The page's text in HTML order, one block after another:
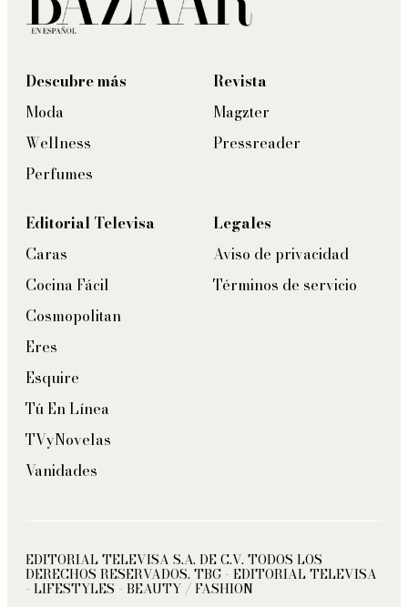
Descubre más
Moda
Wellness
Perfumes
Revista
Magzter
Pressreader
Editorial Televisa
Caras
Cocina Fácil
Cosmopolitan
Eres
Esquire
Tú En Línea
TVyNovelas
Vanidades
Legales
Aviso de privacidad
Términos de servicio
EDITORIAL TELEVISA S.A. DE C.V. TODOS LOS
DERECHOS RESERVADOS. TBG - EDITORIAL TELEVISA
- LIFESTYLES - BEAUTY / FASHION